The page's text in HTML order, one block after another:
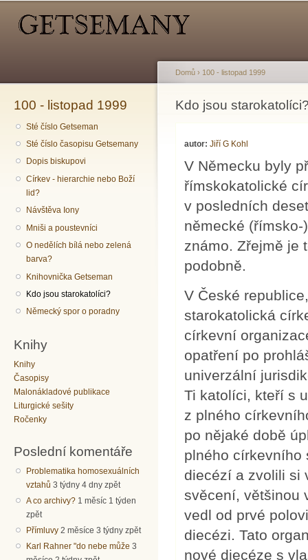
100 - listopad 1999
Sté číslo Getseman
Sté číslo časopisu Getsemany
Dopis biskupovi
Církev - hierarchie nebo Boží
lid?
Návštěva Iony
Mniši a poustevníci
O nedělích bílá nebo zelená
barva?
Knihovnička Getseman
Kdo jsou starokatolíci?
Německý spor o poradny
Knihy
Knihy
Časopisy
Malonákladové publikace
Liturgické sešity
Ročenky
Poslední komentáře
Problematika homosexuálních
vztahů 3 týdny 4 dny zpět
A co archivy? 1 měsíc 1 týden
zpět
Přímluvy 2 měsíce 3 týdny zpět
Karl Rahner "do nebe může 3
Jste zde
Domů › 100 - listopad 1999
Kdo jsou
autor:Jiří G Kohl
V Německu byly
římskokatolické
v posledních
německé
známo. Zřejmě je
podobně.
V České
starokatolická
církevní
opatření po
univerzální
Ti katolíci, kteří s
z plného
po nějaké době
plného církevního
diecézí a zvolili si
svěcení, většinou
vedl od prvé
diecézi. Tato
nové diecéze s